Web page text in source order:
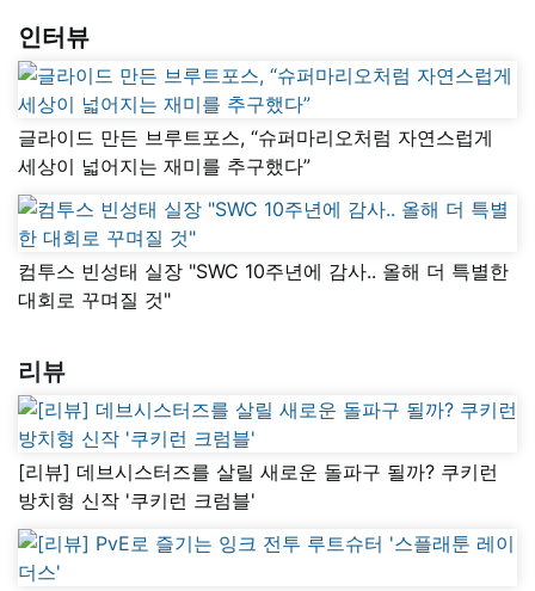
인터뷰
글라이드 만든 브루트포스, “슈퍼마리오처럼 자연스럽게
세상이 넓어지는 재미를 추구했다”
컴투스 빈성태 실장 "SWC 10주년에 감사.. 올해 더 특별한
대회로 꾸며질 것"
리뷰
[리뷰] 데브시스터즈를 살릴 새로운 돌파구 될까? 쿠키런
방치형 신작 '쿠키런 크럼블'